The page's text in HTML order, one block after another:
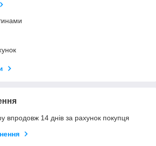
впродовж 14 днів за рахунок покупця